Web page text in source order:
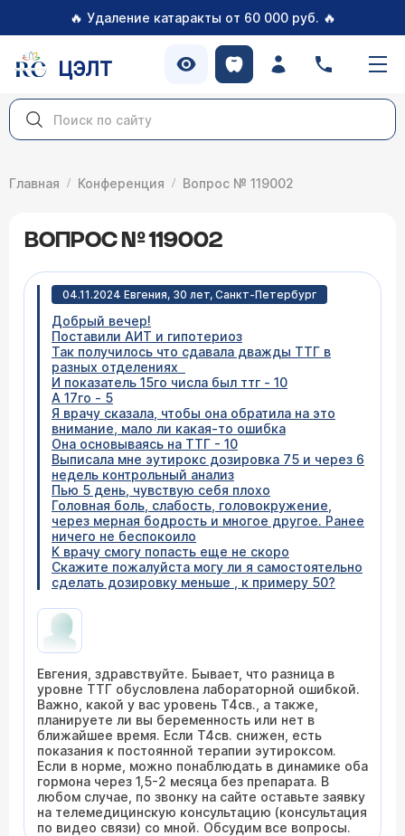
🔥 Удаление катаракты от 60 000 руб. 🔥
ЦЭЛТ
Главная Конференция Вопрос № 119002
ВОПРОС № 119002
04.11.2024 Евгения, 30 лет, Санкт-Петербург
Добрый вечер!
Поставили АИТ и гипотериоз
Так получилось что сдавала дважды ТТГ в
разных отделениях
И показатель 15го числа был ттг - 10
А 17го - 5
Я врачу сказала, чтобы она обратила на это
внимание, мало ли какая-то ошибка
Она основываясь на ТТГ - 10
Выписала мне эутирокс дозировка 75 и через 6
недель контрольный анализ
Пью 5 день, чувствую себя плохо
Головная боль, слабость, головокружение,
через мерная бодрость и многое другое. Ранее
ничего не беспокоило
К врачу смогу попасть еще не скоро
Скажите пожалуйста могу ли я самостоятельно
сделать дозировку меньше , к примеру 50?
Евгения, здравствуйте. Бывает, что разница в
уровне ТТГ обусловлена лабораторной ошибкой.
Важно, какой у вас уровень Т4св., а также,
планируете ли вы беременность или нет в
ближайшее время. Если Т4св. снижен, есть
показания к постоянной терапии эутироксом.
Если в норме, можно понаблюдать в динамике оба
гормона через 1,5-2 месяца без препарата. В
любом случае, по звонку на сайте оставьте заявку
на телемедицинскую консультацию (консультация
по видео связи) со мной. Обсудим все вопросы.